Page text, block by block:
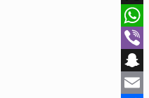
X
WhatsApp
Viber
Snapchat